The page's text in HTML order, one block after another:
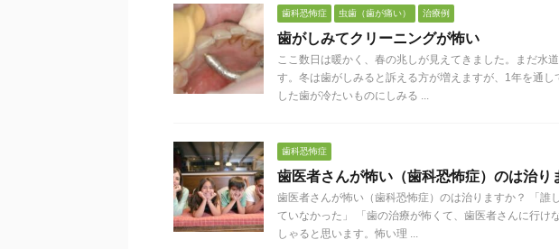
歯科恐怖症 虫歯（歯が痛い） 治療例
歯がしみてクリーニングが怖い
ここ数日は暖かく、春の兆しが見えてきました。まだ水
す。冬は歯がしみると訴える方が増えますが、1年を通
した歯が冷たいものにしみる ...
歯科恐怖症
歯医者さんが怖い（歯科恐怖症）のは治り
歯医者さんが怖い（歯科恐怖症）のは治りますか？ 「誰
ていなかった」 「歯の治療が怖くて、歯医者さんに行け
しゃると思います。怖い理 ...